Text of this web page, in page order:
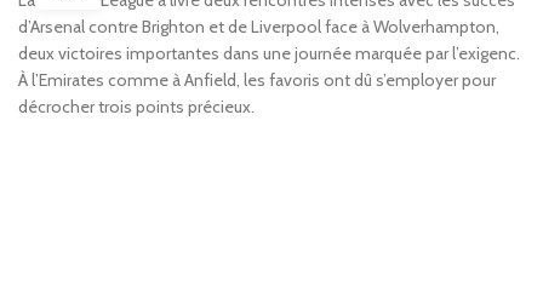
d’Arsenal contre Brighton et de Liverpool face à Wolverhampton,
deux victoires importantes dans une journée marquée par l’exigenc.
À l’Emirates comme à Anfield, les favoris ont dû s’employer pour
décrocher trois points précieux.